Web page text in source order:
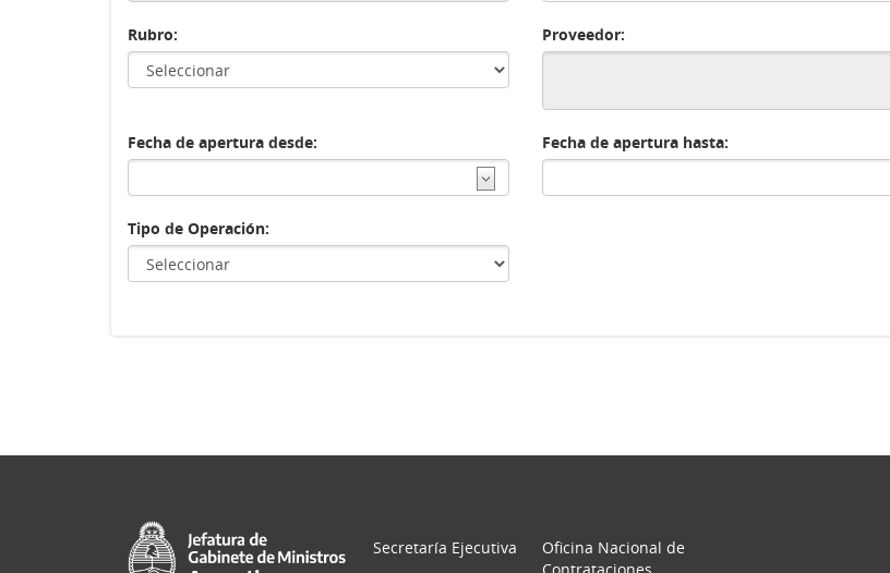
Rubro: Proveedor:
Fecha de apertura desde: Fecha de apertura hasta:
Tipo de Operación:
Secretaría Ejecutiva
Oficina Nacional de